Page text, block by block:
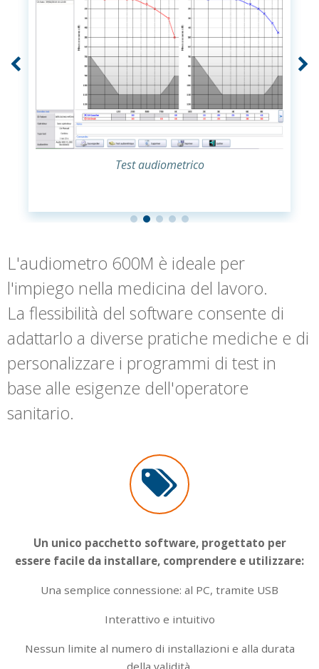
Test audiometrico
L'audiometro 600M è ideale per
l'impiego nella medicina del lavoro.
La flessibilità del software consente di
adattarlo a diverse pratiche mediche e di
personalizzare i programmi di test in
base alle esigenze dell'operatore
sanitario.
Un unico pacchetto software, progettato per
essere facile da installare, comprendere e utilizzare:
Una semplice connessione: al PC, tramite USB
Interattivo e intuitivo
Nessun limite al numero di installazioni e alla durata
della validità.